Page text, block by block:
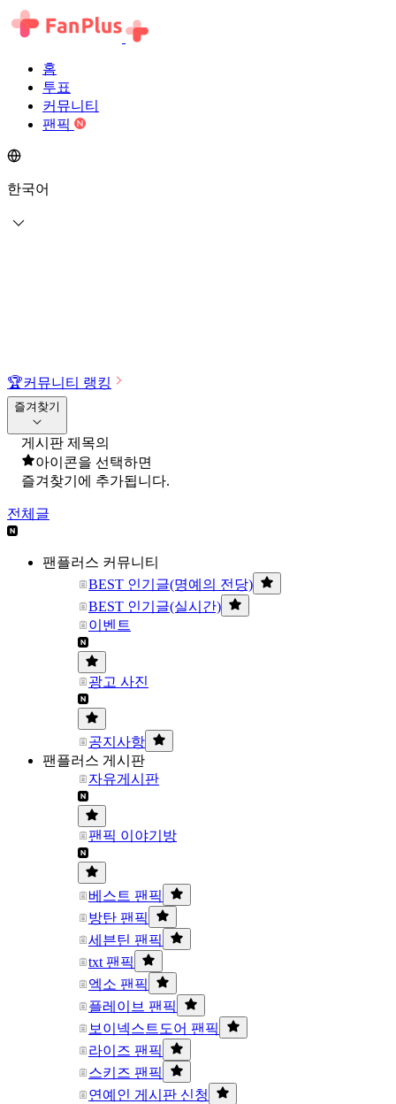
홈
투표
커뮤니티
팬픽
한국어
🏆커뮤니티 랭킹
즐겨찾기
게시판 제목의
아이콘을 선택하면
즐겨찾기에 추가됩니다.
전체글
팬플러스 커뮤니티
BEST 인기글(명예의 전당)
BEST 인기글(실시간)
이벤트
광고 사진
공지사항
팬플러스 게시판
자유게시판
팬픽 이야기방
베스트 팬픽
방탄 팬픽
세븐틴 팬픽
txt 팬픽
엑소 팬픽
플레이브 팬픽
보이넥스트도어 팬픽
라이즈 팬픽
스키즈 팬픽
연예인 게시판 신청